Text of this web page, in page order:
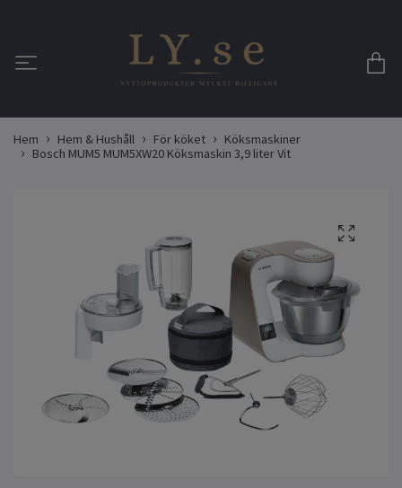
Hem Hem & Hushåll För köket
Köksmaskiner
Bosch MUM5 MUM5XW20 Köksmaskin 3,9 liter Vit